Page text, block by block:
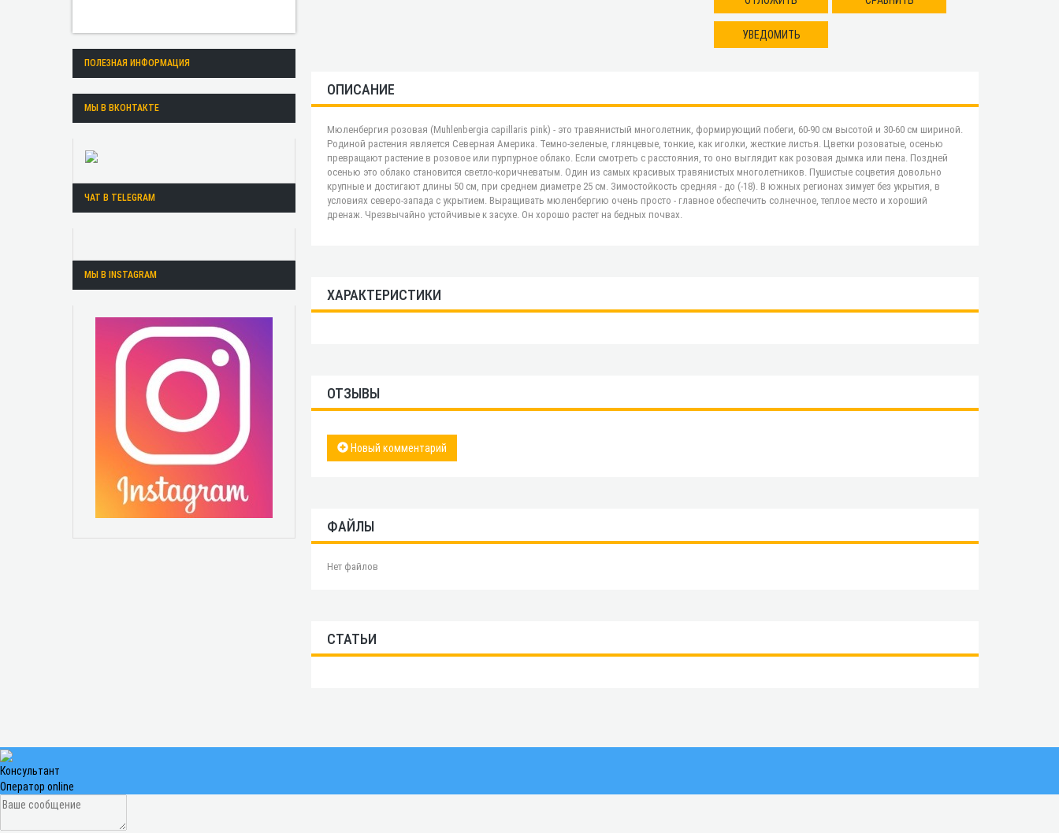
ПОЛЕЗНАЯ ИНФОРМАЦИЯ
МЫ В ВКОНТАКТЕ
ЧАТ В TELEGRAM
МЫ В INSTAGRAM
УВЕДОМИТЬ
ОПИСАНИЕ
Мюленбергия розовая (Muhlenbergia capillaris pink) - это травянистый многолетник, формирующий побеги, 60-90 см высотой и 30-60 см шириной.
Родиной растения является Северная Америка. Темно-зеленые, глянцевые, тонкие, как иголки, жесткие листья. Цветки розоватые, осенью
превращают растение в розовое или пурпурное облако. Если смотреть с расстояния, то оно выглядит как розовая дымка или пена. Поздней
осенью это облако становится светло-коричневатым. Один из самых красивых травянистых многолетников. Пушистые соцветия довольно
крупные и достигают длины 50 см, при среднем диаметре 25 см. Зимостойкость средняя - до (-18). В южных регионах зимует без укрытия, в
условиях северо-запада с укрытием. Выращивать мюленбергию очень просто - главное обеспечить солнечное, теплое место и хороший
дренаж. Чрезвычайно устойчивые к засухе. Он хорошо растет на бедных почвах.
ХАРАКТЕРИСТИКИ
ОТЗЫВЫ
Новый комментарий
ФАЙЛЫ
Нет файлов
СТАТЬИ
Консультант
Оператор online